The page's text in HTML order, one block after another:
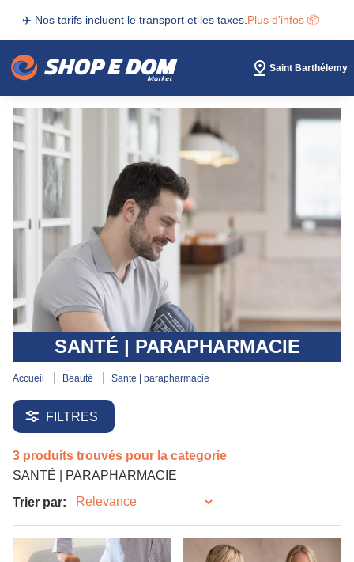
✈️ Nos tarifs incluent le transport et les taxes. Plus d'infos 📦
Saint Barthélemy
SANTÉ | PARAPHARMACIE
accueil beauté santé | parapharmacie
FILTRES
3 produits trouvés pour la categorie
SANTÉ | PARAPHARMACIE
Trier par: